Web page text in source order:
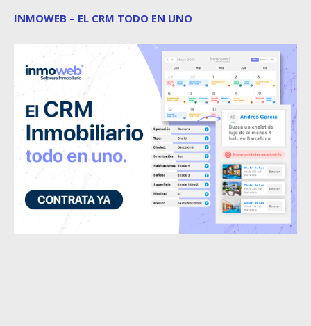
INMOWEB – EL CRM TODO EN UNO